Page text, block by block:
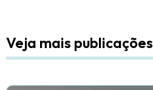
Veja mais publicações